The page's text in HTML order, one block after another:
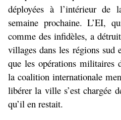
déployées à l’intérieur
semaine prochaine. L’EI,
comme des infidèles, a
villages dans les régions
que les opérations militaires
la coalition internationale
libérer la ville s’est chargée
qu’il en restait.